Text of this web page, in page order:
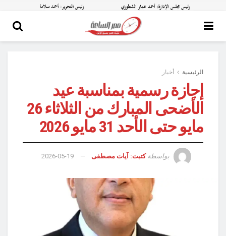
الرئيسية أخبار
إجازة رسمية بمناسبة عيد
الأضحى المبارك من الثلاثاء 26
مايو حتى الأحد 31 مايو 2026
بواسطة كتبت: آيات مصطفى 2026-05-19